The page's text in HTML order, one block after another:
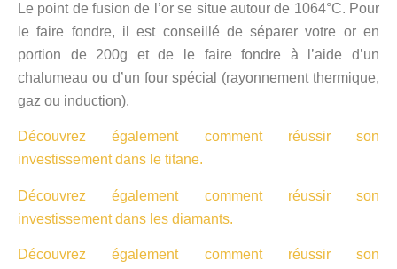
Le point de fusion de l’or se situe autour de 1064°C. Pour
le faire fondre, il est conseillé de séparer votre or en
portion de 200g et de le faire fondre à l’aide d’un
chalumeau ou d’un four spécial (rayonnement thermique,
gaz ou induction).
Découvrez également comment réussir son
investissement dans le titane.
Découvrez également comment réussir son
investissement dans les diamants.
Découvrez également comment réussir son